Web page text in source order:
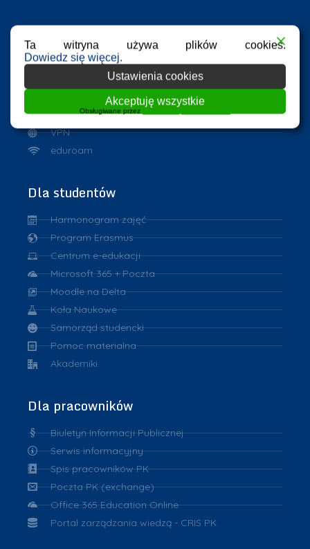
Azure Dev Tools for Teaching
Repozytorium PK
VPN
eduroam
Dla studentów
Harmonogram zajęć
Program Erasmus
Centrum e-edukacji
Microsoft 365 + Poczta
Moodle na Delta
Koła Naukowe
Samorząd studencki
Pomoc materialna
Akademiki
Dla pracowników
Biuletyn Informacji Publicznej
Serwis informacyjny
Spis pracowników PK
Poczta PK (exchange)
Office 365 Education Online
Portal zarządzania wiedzą - CRIS PK
Ta witryna używa plików cookies.
Dowiedz się więcej.
Ustawienia cookies
Akceptuję wszystkie
Obsługiwane przez